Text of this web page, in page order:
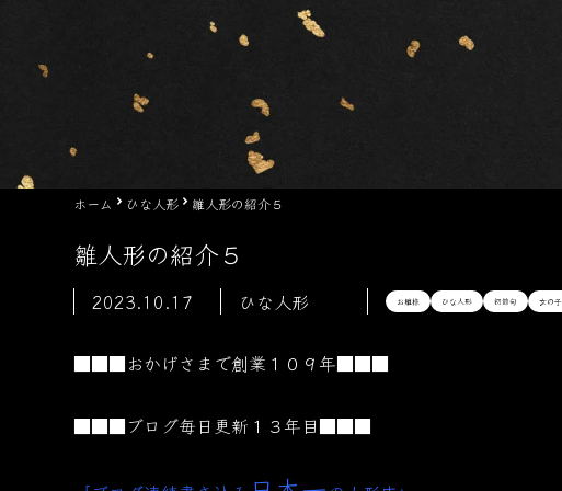
ホーム ひな人形 雛人形の紹介５
雛人形の紹介５
2023.10.17 ひな人形 お雛様 ひな人形 初節句 女の
■■■おかげさまで創業１０９年■■■
■■■ブログ毎日更新１３年目■■■